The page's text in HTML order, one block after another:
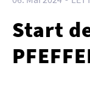
Start